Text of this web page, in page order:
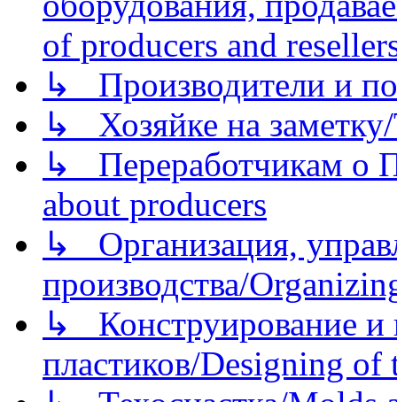
of producers and
↳ Производители и
↳ Хозяйке на
↳ Переработчикам о
about producers
↳ Организация,
производства/
↳ Конструирование и
пластиков/Designing of